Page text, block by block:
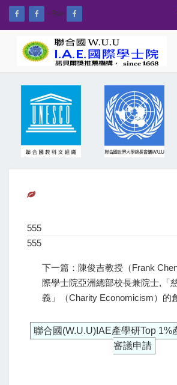
--%>
555
555
下一篇：陳俊吉教授（Frank
際學士院亞洲總部校長兼院士,「
義」（Charity Economicism）的
聯合國(W.U.U)IAE產學研Top 1%
審議申請